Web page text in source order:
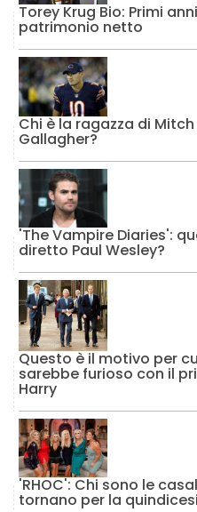
Torey Krug Bio: Primi
patrimonio netto
Chi è la ragazza di
Gallagher?
'The Vampire Diaries':
diretto Paul Wesley?
Questo è il motivo per
sarebbe furioso con il
Harry
'RHOC': Chi sono le
tornano per la